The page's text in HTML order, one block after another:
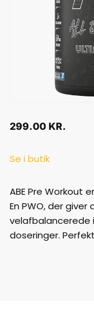
299.00 KR.
Se i butik
ABE Pre Workout
En PWO, der
doseringer.